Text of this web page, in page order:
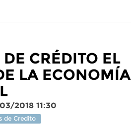
CRÉDITO EL
LA ECONOMÍA
2018 11:30
de Credito